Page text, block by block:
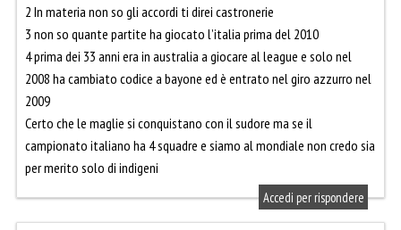
2 In materia non so gli accordi ti direi castronerie
3 non so quante partite ha giocato l’italia prima del 2010
4 prima dei 33 anni era in australia a giocare al league e solo nel
2008 ha cambiato codice a bayone ed è entrato nel giro azzurro nel
2009
Certo che le maglie si conquistano con il sudore ma se il
campionato italiano ha 4 squadre e siamo al mondiale non credo sia
per merito solo di indigeni
Accedi per rispondere